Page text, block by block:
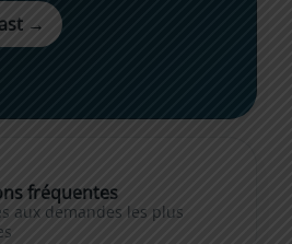
→
fréquentes
aux demandes les plus